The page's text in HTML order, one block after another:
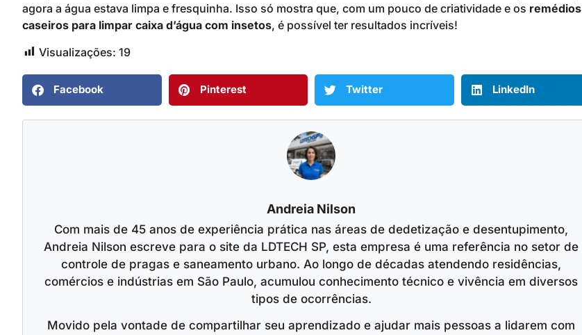
agora a água estava limpa e fresquinha. Isso só mostra que, com um pouco de criatividade e os remédios
caseiros para limpar caixa d’água com insetos, é possível ter resultados incríveis!
Visualizações: 19
Facebook Pinterest Twitter LinkedIn
Andreia Nilson
Com mais de 45 anos de experiência prática nas áreas de dedetização e desentupimento,
Andreia Nilson escreve para o site da LDTECH SP, esta empresa é uma referência no setor de
controle de pragas e saneamento urbano. Ao longo de décadas atendendo residências,
comércios e indústrias em São Paulo, acumulou conhecimento técnico e vivência em diversos
tipos de ocorrências.
Movido pela vontade de compartilhar seu aprendizado e ajudar mais pessoas a lidarem com